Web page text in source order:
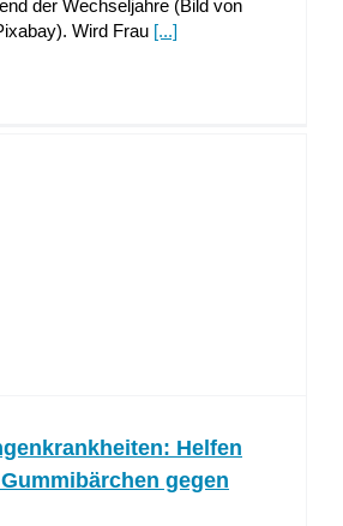
der Wechseljahre (Bild von
Wird Frau [...]
Helfen
gegen